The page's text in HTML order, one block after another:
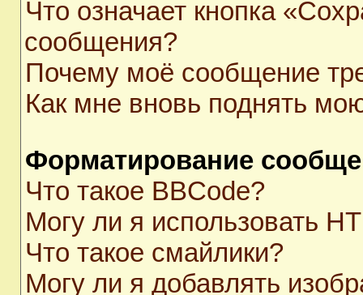
Что означает кнопка
сообщения?
Почему моё сообщение
Как мне вновь поднять
Форматирование
Что такое BBCode?
Могу ли я использовать
Что такое смайлики?
Могу ли я добавлять